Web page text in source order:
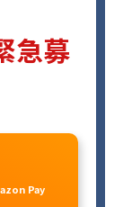
急募
Pay